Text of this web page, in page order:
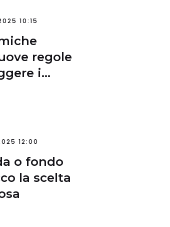
10:15
regole
i
12:00
o fondo
la scelta